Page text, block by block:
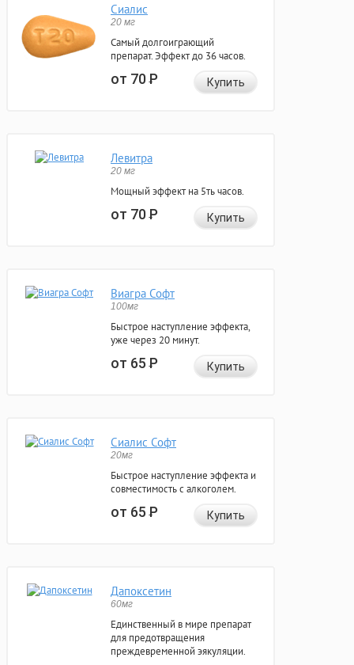
Сиалис
20 мг
Самый долгоиграющий
препарат. Эффект до 36 часов.
от 70Р Купить
Левитра
20 мг
Мощный эффект на 5ть часов.
от 70Р Купить
Виагра Софт
100мг
Быстрое наступление эффекта,
уже через 20 минут.
от 65Р Купить
Сиалис Софт
20мг
Быстрое наступление эффекта и
совместимость с алкоголем.
от 65Р Купить
Дапоксетин
60мг
Единственный в мире препарат
для предотвращения
преждевременной эякуляции.